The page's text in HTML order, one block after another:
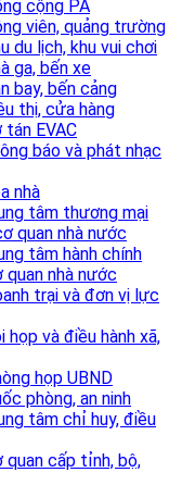
cộng PA
viên, quảng trường
du lịch, khu vui chơi
ga, bến xe
bay, bến cảng
thị, cửa hàng
EVAC
báo và phát nhạc
nhà
tâm thương mại
quan nhà nước
tâm hành chính
nhà nước
trại và đơn vị lực
họp và điều hành xã,
họp UBND
phòng, an ninh
tâm chỉ huy, điều
quan cấp tỉnh, bộ,